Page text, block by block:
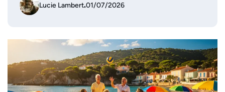
Lucie Lambert.01/07/2026